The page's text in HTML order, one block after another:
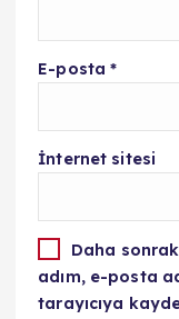
E-posta*
İnternet sitesi
Daha
adım, e-posta
tarayıcıya